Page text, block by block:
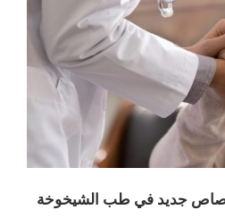
جديد في طب الشيخوخة